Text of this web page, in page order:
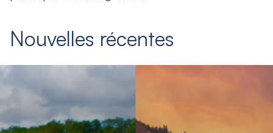
Nouvelles récentes